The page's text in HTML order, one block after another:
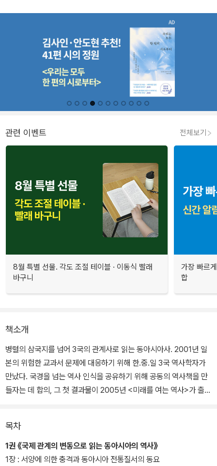
관련 이벤트 전체보기
8월 특별 선물. 각도 조절 테이블 · 이동식 빨래
바구니
가장 빠르
합
책소개
병렬의 삼국지를 넘어 3국의 관계사로 읽는 동아시아사. 2001년 일
본의 위험한 교과서 문제에 대응하기 위해 한.중.일 3국 역사학자가
만났다. 국경을 넘는 역사 인식을 공유하기 위해 공동의 역사책을 만
들자는 데 합의, 그 첫 결과물이 2005년 <미래를 여는 역사>가 출간
개항 이후 현대에 이르기까지 한.중.일 3국은 전근대 시기보다 더 복
잡한 관계를 맺어왔다. 일국의 역사만으로는 왜 한반도에서 청일전쟁
목차
1권 《국제 관계의 변동으로 읽는 동아시아의 역사》
1장 : 서양에 의한 충격과 동아시아 전통질서의 동요